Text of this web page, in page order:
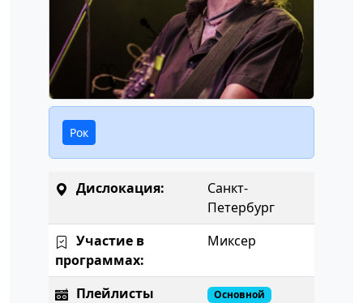
Рок
Дислокация:
Санкт-
Петербург
Участие в
программах:
Миксер
Плейлисты
Основной